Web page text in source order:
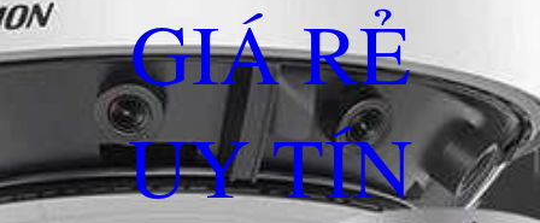
GIÁ RẺ
UY TÍN